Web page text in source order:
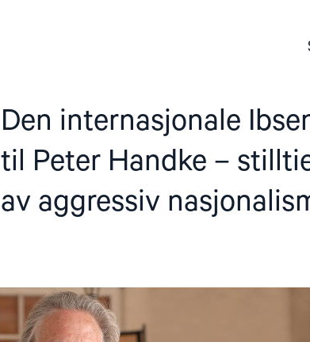
Den internasjonale
til Peter Handke –
av aggressiv